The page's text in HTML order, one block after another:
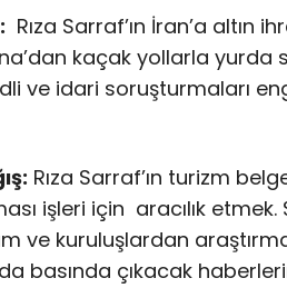
Rıza Sarraf’ın İran’a altın
kaçak yollarla yurda
ve idari soruşturmaları
Rıza Sarraf’ın turizm
işleri için aracılık etmek.
ve kuruluşlardan araştırma
basında çıkacak